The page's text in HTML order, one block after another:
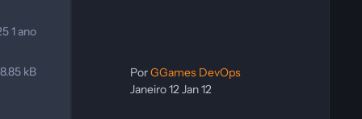
1 ano
kB PorGGames DevOps
Janeiro 12Jan 12